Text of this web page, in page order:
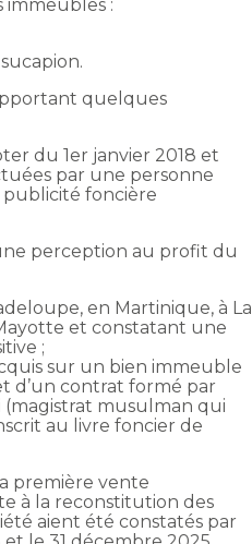
immeubles :
quelques
du 1er janvier 2018 et
par une personne
foncière
perception au profit du
en Martinique, à La
et constatant une
;
sur un bien immeuble
d’un contrat formé par
(magistrat musulman qui
au livre foncier de
première vente
à la reconstitution des
aient été constatés par